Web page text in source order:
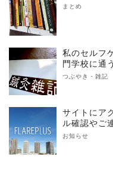
まとめ
私のセルフ
門学校に通
つぶやき・雑記
サイトにア
ル確認やご
お知らせ